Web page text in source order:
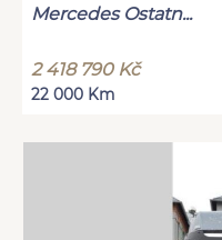
Mercedes Ostatn...
2 418 790 Kč
22 000 Km